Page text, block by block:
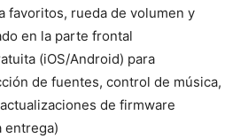
favoritos, rueda de volumen y
en la parte frontal
(iOS/Android) para
de fuentes, control de música,
de firmware
entrega)